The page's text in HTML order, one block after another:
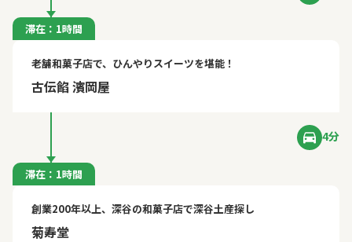
滞在：1時間
老舗和菓子店で、ひんやりスイーツを堪能！
古伝餡 濱岡屋
4分
滞在：1時間
創業200年以上、深谷の和菓子店で深谷土産探し
菊寿堂